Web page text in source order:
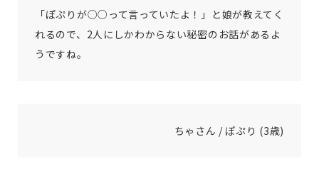
「ぽぷりが○○って言っていたよ！」と娘が教えてく
れるので、2人にしかわからない秘密のお話があるよ
うですね。
ちゃさん / ぽぷり (3歳)